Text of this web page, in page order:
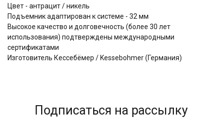
Цвет - антрацит / никель
Подъемник адаптирован к системе - 32 мм
Высокое качество и долговечность (более 30 лет
использования) подтверждены международными
сертификатами
Изготовитель Кессебёмер / Kessebohmer (Германия)
Подписаться на рассылку